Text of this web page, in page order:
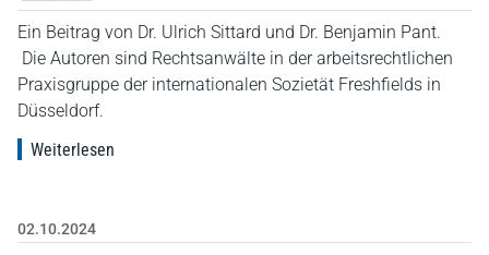
Ein Beitrag von Dr. Ulrich Sittard und Dr. Benjamin Pant.
Die Autoren sind Rechtsanwälte in der arbeitsrechtlichen
Praxisgruppe der internationalen Sozietät Freshfields in
Düsseldorf.
Weiterlesen
02.10.2024